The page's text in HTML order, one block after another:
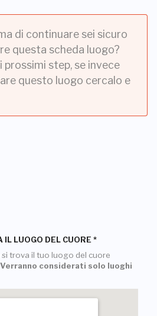
di continuare sei sicuro
questa scheda luogo?
prossimi step, se invece
questo luogo cercalo e
IL LUOGO DEL CUORE *
si trova il tuo luogo del cuore
Verranno considerati solo luoghi